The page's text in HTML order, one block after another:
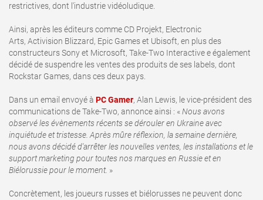
restrictives, dont l'industrie vidéoludique.
Ainsi, après les éditeurs comme CD Projekt, Electronic
Arts, Activision Blizzard, Epic Games et Ubisoft, en plus des
constructeurs Sony et Microsoft, Take-Two Interactive e également
décidé de suspendre les ventes des produits de ses labels, dont
Rockstar Games, dans ces deux pays.
Dans un email envoyé à PC Gamer, Alan Lewis, le vice-président des
communications de Take-Two, annonce ainsi : «Nous avons
observé les évènements récents se dérouler en Ukraine avec
inquiétude et tristesse. Après mûre réflexion, la semaine dernière,
nous avons décidé d'arrêter les nouvelles ventes, les installations et le
support marketing pour toutes nos marques en Russie et en
Biélorussie pour le moment. »
Concrètement, les joueurs russes et biélorusses ne peuvent donc